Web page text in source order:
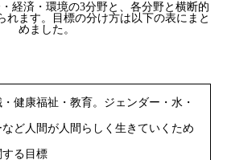
経済・環境の3分野と、各分野と横断的
れます。目標の分け方は以下の表にまと
めました。
健康福祉・教育。ジェンダー・水・
ど人間が人間らしく生きていくため
る目標